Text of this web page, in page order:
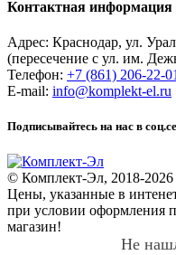
Контактная информация
Адрес: Краснодар, ул.
(пересечение с ул. им.
Телефон: +7 (861) 206-22-01
E-mail: info@komplekt-el.ru
Подписывайтесь на нас в
© Комплект-Эл, 2018-2026
Цены, указанные в
при условии оформления
магазин!
Не